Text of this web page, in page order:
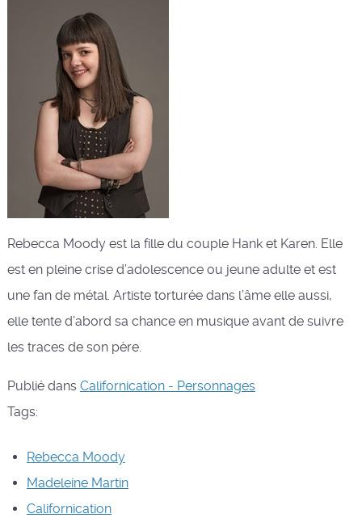
Rebecca Moody est la fille du couple Hank et Karen. Elle
est en pleine crise d’adolescence ou jeune adulte et est
une fan de métal. Artiste torturée dans l’âme elle aussi,
elle tente d’abord sa chance en musique avant de suivre
les traces de son père.
Publié dans Californication - Personnages
Tags:
Rebecca Moody
Madeleine Martin
Californication